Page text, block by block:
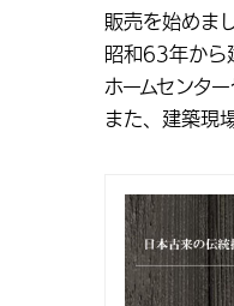
販売を始めま
昭和63年から
ホームセンタ
また、建築現